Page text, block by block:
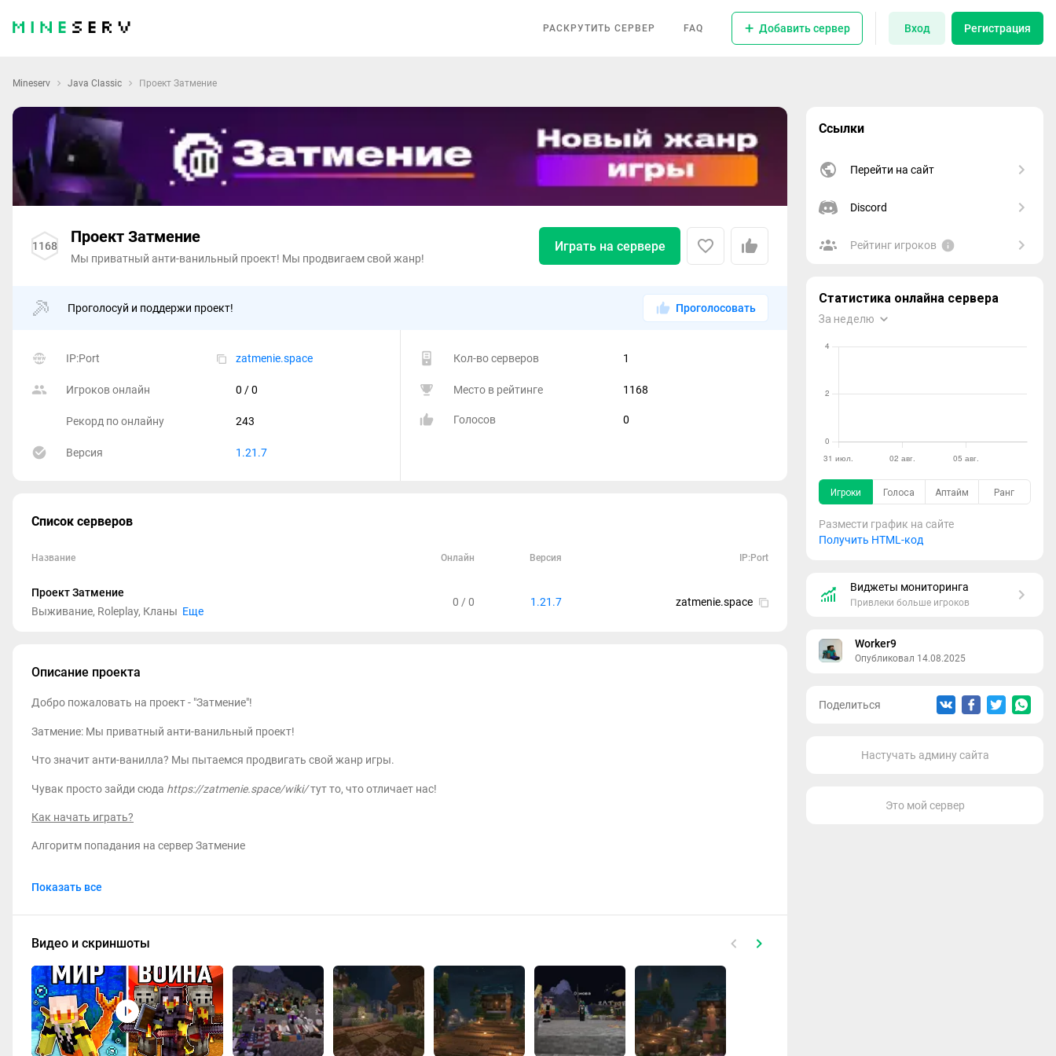
РАСКРУТИТЬ СЕРВЕР FAQ Добавить сервер Вход Регистрация
Mineserv Java Classic Проект Затмение
1168 Проект Затмение
Мы приватный анти-ванильный проект! Мы продвигаем свой жанр!
Играть на сервере
Проголосуй и поддержи проект! Проголосовать
IP:Port zatmenie.space
Игроков онлайн 0 / 0
Рекорд по онлайну 243
Версия 1.21.7
Кол-во серверов 1
Место в рейтинге 1168
Голосов 0
Список серверов
Название Онлайн Версия IP:Port
Проект Затмение
Выживание, Roleplay, Кланы Еще
0 / 0 1.21.7 zatmenie.space
Описание проекта
Добро пожаловать на проект - "Затмение"!
Затмение: Мы приватный анти-ванильный проект!
Что значит анти-ванилла? Мы пытаемся продвигать свой жанр игры.
Чувак просто зайди сюда https://zatmenie.space/wiki/тут то, что отличает нас!
Как начать играть?
Алгоритм попадания на сервер Затмение
если она платная, загляни в ⁠"💻・навигатор"
Привязка к ДС - когда вы зайдете у вас попросит отправить код нашему боту:
Вики - https://wiki.zatmenie.space/
Телеграмм - https://t.me/+3TcbR_oLj_g3Njcy
Донат - https://boosty.to/blyksasoni
Карта - https://map.zatmenie.space/
Ютуб - https://youtube.com/@zatmim_vse?si=k0Uyhe8OWZv1eXKr
Показать все
Видео и скриншоты
Ссылки
Перейти на сайт
Discord
Рейтинг игроков
Размести график на сайте
Получить HTML-код
Виджеты мониторинга
Привлеки больше игроков
Worker9
Опубликовал 14.08.2025
Поделиться
Настучать админу сайта
Это мой сервер